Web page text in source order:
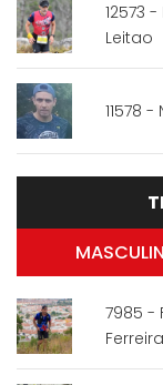
12573
Leitao
11578 -
7985 -
Ferreira